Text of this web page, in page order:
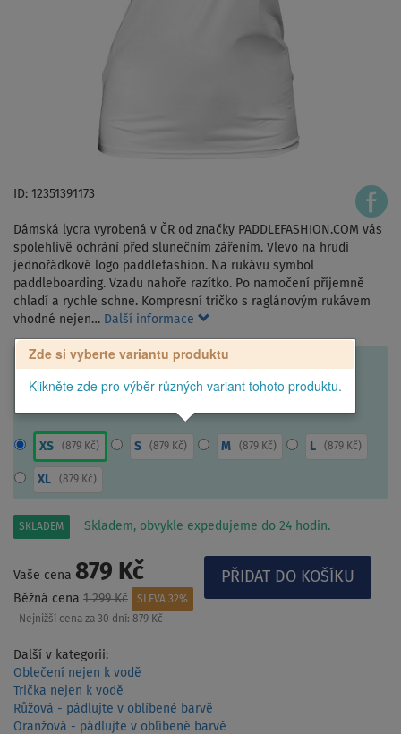
ID: 12351391173
Dámská lycra vyrobená v ČR od značky PADDLEFASHION.COM vás
spolehlivě ochrání před slunečním zářením. Vlevo na hrudi
jednořádkové logo paddlefashion. Na rukávu symbol
paddleboarding. Vzadu nahoře razítko. Po namočení příjemně
chladí a rychle schne. Kompresní tričko s raglánovým rukávem
vhodné nejen… Další informace
Zde si vyberte variantu produktu
Klikněte zde pro výběr různých variant tohoto produktu.
XS (879 Kč) S (879 Kč) M (879 Kč) L (879 Kč)
XL (879 Kč)
SKLADEM Skladem, obvykle expedujeme do 24 hodin.
Vaše cena 879 Kč
Běžná cena 1 299 Kč
SLEVA 32%
Nejnižší cena za 30 dní: 879 Kč
Další v kategorii:
Oblečení nejen k vodě
Trička nejen k vodě
Růžová - pádlujte v oblíbené barvě
Oranžová - pádlujte v oblíbené barvě